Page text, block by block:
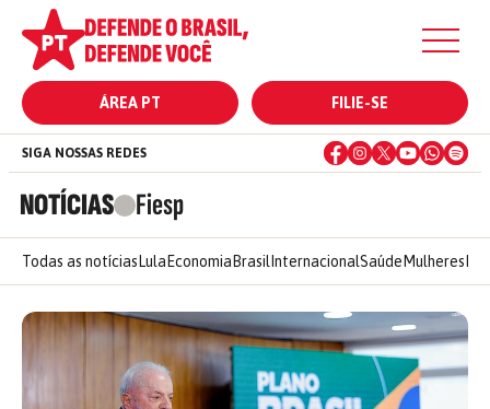
ÁREA PT FILIE-SE
NOTÍCIAS Fiesp
SIGA NOSSAS REDES
Todas as notícias Lula Economia Brasil InternacionalSaúde Mulheres